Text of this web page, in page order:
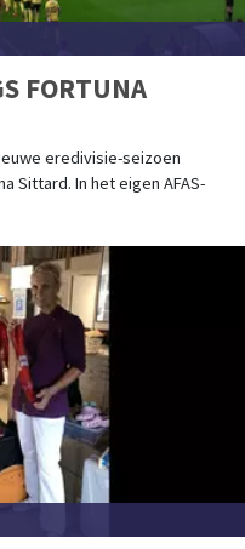
FORTUNA
eredivisie-seizoen
Sittard. In het eigen AFAS-